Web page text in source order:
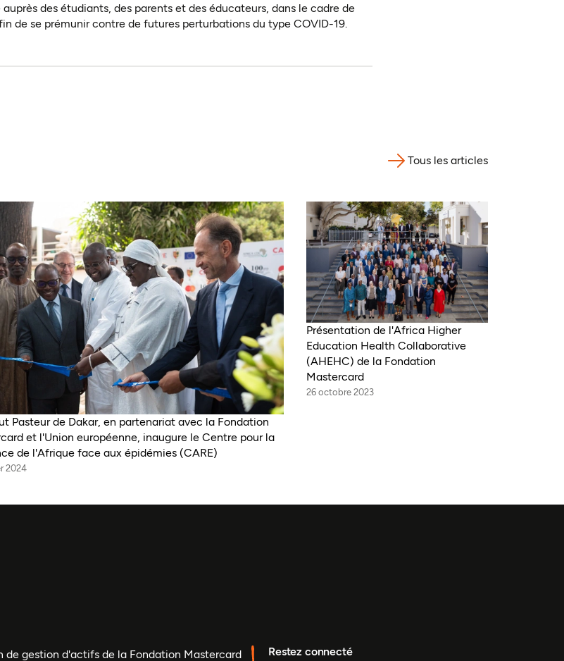
des étudiants, des parents et des éducateurs, dans le cadre de
de se prémunir contre de futures perturbations du type COVID-19.
Tous les articles
Pasteur de Dakar, en partenariat avec la Fondation
et l'Union européenne, inaugure le Centre pour la
de l'Afrique face aux épidémies (CARE)
2024
Présentation de l'Africa Higher
Education Health Collaborative
(AHEHC) de la Fondation
Mastercard
26 octobre 2023
de gestion d'actifs de la Fondation Mastercard Restez connecté